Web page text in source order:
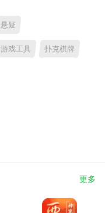
悬疑
游戏工具 扑克棋牌
更多